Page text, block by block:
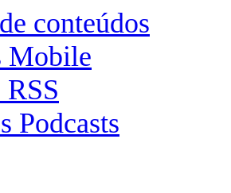
conteúdos
Mobile
RSS
Podcasts